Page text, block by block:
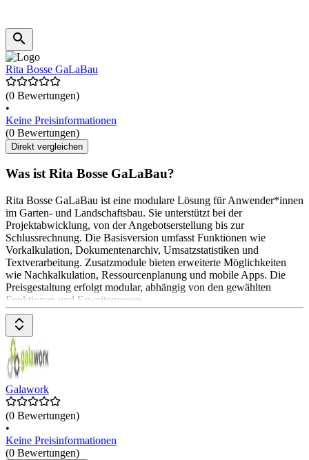
Rita Bosse GaLaBau
(0 Bewertungen)
•
Keine Preisinformationen
(0 Bewertungen)
Direkt vergleichen
Was ist Rita Bosse GaLaBau?
Rita Bosse GaLaBau ist eine modulare Lösung für Anwender*innen
im Garten- und Landschaftsbau. Sie unterstützt bei der
Projektabwicklung, von der Angebotserstellung bis zur
Schlussrechnung. Die Basisversion umfasst Funktionen wie
Vorkalkulation, Dokumentenarchiv, Umsatzstatistiken und
Textverarbeitung. Zusatzmodule bieten erweiterte Möglichkeiten
wie Nachkalkulation, Ressourcenplanung und mobile Apps. Die
Preisgestaltung erfolgt modular, abhängig von den gewählten
Funktionen und Erweiterungen.
Galawork
(0 Bewertungen)
•
Keine Preisinformationen
(0 Bewertungen)